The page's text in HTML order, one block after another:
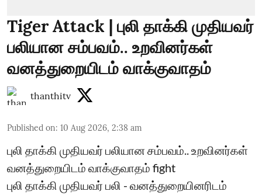
Tiger Attack | புலி தாக்கி முதியவர்
பலியான சம்பவம்.. உறவினர்கள்
வனத்துறையிடம் வாக்குவாதம்
thanthitv
Published on: 10 Aug 2026, 2:38 am
புலி தாக்கி முதியவர் பலியான சம்பவம்.. உறவினர்கள்
வனத்துறையிடம் வாக்குவாதம் fight
புலி தாக்கி முதியவர் பலி - வனத்துறையினரிடம்